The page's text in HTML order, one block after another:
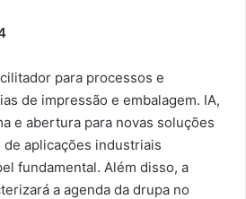
para processos e
de impressão e embalagem. IA,
e abertura para novas soluções
aplicações industriais
fundamental. Além disso, a
a agenda da drupa no